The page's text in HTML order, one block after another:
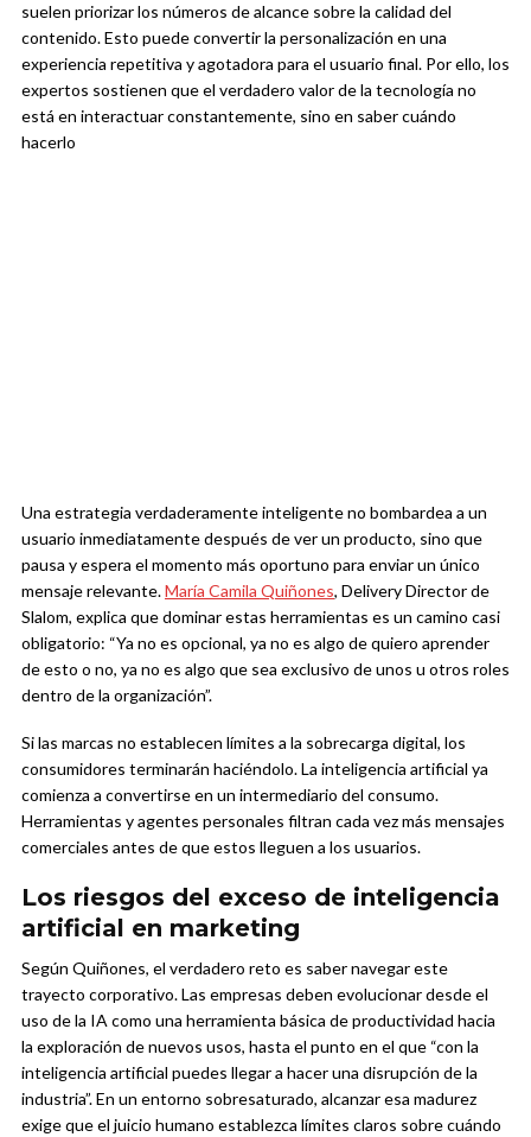
suelen priorizar los números de alcance sobre la calidad del
contenido. Esto puede convertir la personalización en una
experiencia repetitiva y agotadora para el usuario final. Por ello, los
expertos sostienen que el verdadero valor de la tecnología no
está en interactuar constantemente, sino en saber cuándo
hacerlo
Una estrategia verdaderamente inteligente no bombardea a un
usuario inmediatamente después de ver un producto, sino que
pausa y espera el momento más oportuno para enviar un único
mensaje relevante.María Camila Quiñones, Delivery Director de
Slalom, explica que dominar estas herramientas es un camino casi
obligatorio: “Ya no es opcional, ya no es algo de quiero aprender
de esto o no, ya no es algo que sea exclusivo de unos u otros roles
dentro de la organización”.
Si las marcas no establecen límites a la sobrecarga digital, los
consumidores terminarán haciéndolo. La inteligencia artificial ya
comienza a convertirse en un intermediario del consumo.
Herramientas y agentes personales filtran cada vez más mensajes
comerciales antes de que estos lleguen a los usuarios.
Los riesgos del exceso de inteligencia
artificial en marketing
Según Quiñones, el verdadero reto es saber navegar este
trayecto corporativo. Las empresas deben evolucionar desde el
uso de la IA como una herramienta básica de productividad hacia
la exploración de nuevos usos, hasta el punto en el que “con la
inteligencia artificial puedes llegar a hacer una disrupción de la
industria”. En un entorno sobresaturado, alcanzar esa madurez
exige que el juicio humano establezca límites claros sobre cuándo